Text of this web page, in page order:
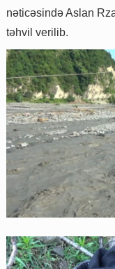
nəticəsində Aslan
təhvil verilib.